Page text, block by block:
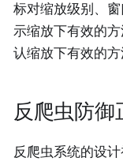
标对缩放级别、
示缩放下有效的
认缩放下有效的方
反爬虫防御
反爬虫系统的设